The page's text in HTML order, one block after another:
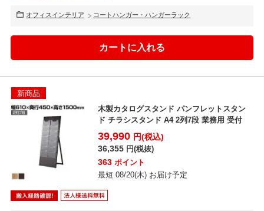
オフィスインテリア コートハンガー・ハンガーラック
新商品
木製カタログスタンド パンフレットスタン
ド チラシスタンド A4 2列7段 業務用 受付
39,990 円(税込)
36,355 円(税抜)
363 ポイント
最短 08/20(木) お届け予定